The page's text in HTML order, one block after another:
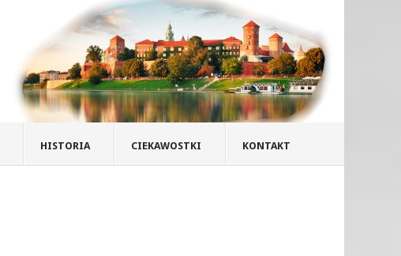
HISTORIA CIEKAWOSTKI KONTAKT